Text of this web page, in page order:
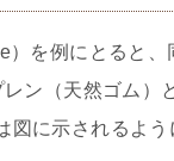
を例にとると
ン（天然ゴム
図に示されるよ